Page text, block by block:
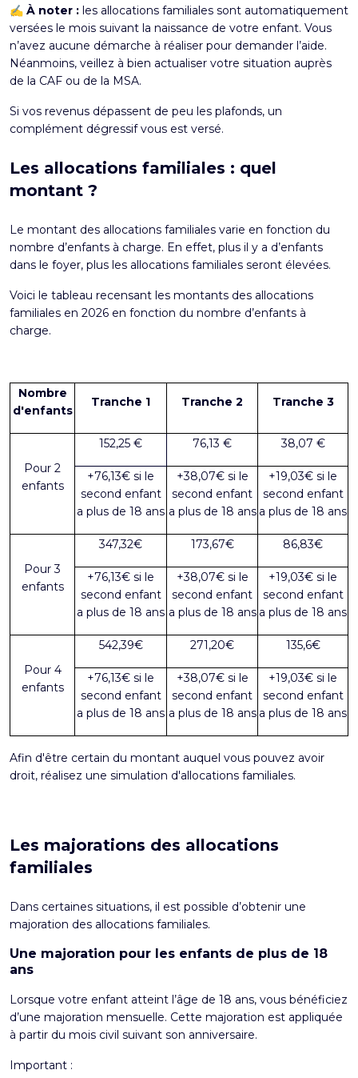
✍️ À noter : les allocations familiales sont automatiquement
versées le mois suivant la naissance de votre enfant. Vous
n’avez aucune démarche à réaliser pour demander l’aide.
Néanmoins, veillez à bien actualiser votre situation auprès
de la CAF ou de la MSA.
Si vos revenus dépassent de peu les plafonds, un
complément dégressif vous est versé.
Les allocations familiales : quel
montant ?
Le montant des allocations familiales varie en fonction du
nombre d’enfants à charge. En effet, plus il y a d’enfants
dans le foyer, plus les allocations familiales seront élevées.
Voici le tableau recensant les montants des allocations
familiales en 2026 en fonction du nombre d’enfants à
charge.
Nombre
d'enfants
Tranche 1 Tranche 2 Tranche 3
Pour 2
enfants
152,25 € 76,13 € 38,07 €
+76,13€ si le
second enfant
a plus de 18 ans
+38,07€ si le
second enfant
a plus de 18 ans
+19,03€ si le
second enfant
a plus de 18 ans
Pour 3
enfants
347,32€ 173,67€ 86,83€
+76,13€ si le
second enfant
a plus de 18 ans
+38,07€ si le
second enfant
a plus de 18 ans
+19,03€ si le
second enfant
a plus de 18 ans
Pour 4
enfants
542,39€ 271,20€ 135,6€
+76,13€ si le
second enfant
a plus de 18 ans
+38,07€ si le
second enfant
a plus de 18 ans
+19,03€ si le
second enfant
a plus de 18 ans
Afin d'être certain du montant auquel vous pouvez avoir
droit, réalisez une simulation d'allocations familiales.
Les majorations des allocations
familiales
Dans certaines situations, il est possible d’obtenir une
majoration des allocations familiales.
Une majoration pour les enfants de plus de 18
ans
Lorsque votre enfant atteint l’âge de 18 ans, vous bénéficiez
d’une majoration mensuelle. Cette majoration est appliquée
à partir du mois civil suivant son anniversaire.
Important :